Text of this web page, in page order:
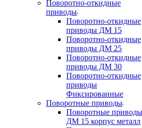
Поворотно-откидные
приводы
Поворотно-откидные
приводы ДМ 15
Поворотно-откидные
приводы ДМ 25
Поворотно-откидные
приводы ДМ 30
Поворотно-откидные
приводы
Фиксированные
Поворотные приводы
Поворотные приводы
ДМ 15 корпус металл